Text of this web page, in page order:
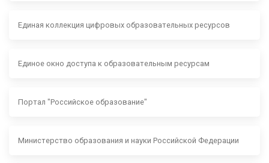
Единая коллекция цифровых образовательных ресурсов
Единое окно доступа к образовательным ресурсам
Портал "Российское образование"
Министерство образования и науки Российской Федерации